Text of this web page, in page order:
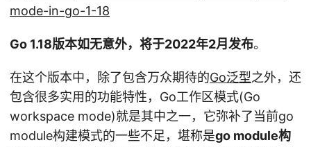
mode-in-go-1-18
Go 1.18版本如无意外，将于2022年2月发布。
在这个版本中，除了包含万众期待的Go泛型之外，还
包含很多实用的功能特性，Go工作区模式(Go
workspace mode)就是其中之一，它弥补了当前go
module构建模式的一些不足，堪称是go module构